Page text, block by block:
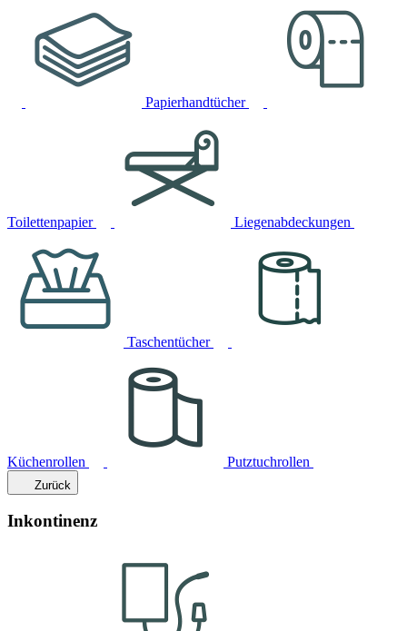
Papierhandtücher
Toilettenpapier Liegenabdeckungen
Taschentücher
Küchenrollen Putztuchrollen
Zurück
Inkontinenz